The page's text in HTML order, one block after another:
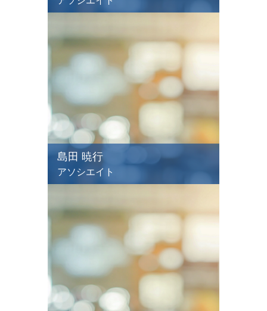
島田 暁行
アソシエイト